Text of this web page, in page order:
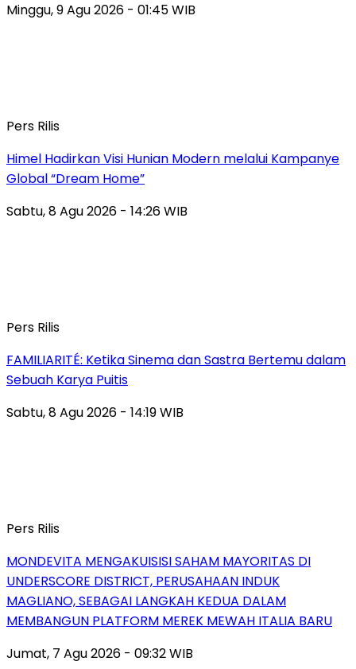
Minggu, 9 Agu 2026 - 01:45 WIB
Pers Rilis
Himel Hadirkan Visi Hunian Modern melalui Kampanye
Global “Dream Home”
Sabtu, 8 Agu 2026 - 14:26 WIB
Pers Rilis
FAMILIARITÉ: Ketika Sinema dan Sastra Bertemu dalam
Sebuah Karya Puitis
Sabtu, 8 Agu 2026 - 14:19 WIB
Pers Rilis
MONDEVITA MENGAKUISISI SAHAM MAYORITAS DI
UNDERSCORE DISTRICT, PERUSAHAAN INDUK
MAGLIANO, SEBAGAI LANGKAH KEDUA DALAM
MEMBANGUN PLATFORM MEREK MEWAH ITALIA BARU
Jumat, 7 Agu 2026 - 09:32 WIB